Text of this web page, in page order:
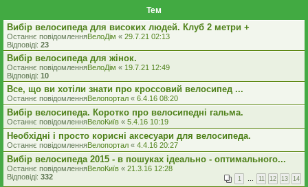
Тем
Вибір велосипеда для високих людей. Клуб 2 метри +
Останнє повідомленняВелоДім « 29.7.21 02:13
Відповіді: 23
Вибір велосипеда для жінок.
Останнє повідомленняВелоДім « 19.7.21 12:49
Відповіді: 10
Все, що ви хотіли знати про кроссовий велосипед ...
Останнє повідомленняВелопортал « 6.4.16 08:20
Вибір велосипеда. Коротко про велосипедні гальма.
Останнє повідомленняВелоКиїв « 5.4.16 10:19
Необхідні і просто корисні аксесуари для велосипеда.
Останнє повідомленняВелопортал « 4.4.16 20:27
Вибiр велосипеда 2015 - в пошуках iдеально - оптимального...
Останнє повідомленняВелоКиїв « 21.3.16 12:28
Відповіді: 332 1 … 11 12 13 14